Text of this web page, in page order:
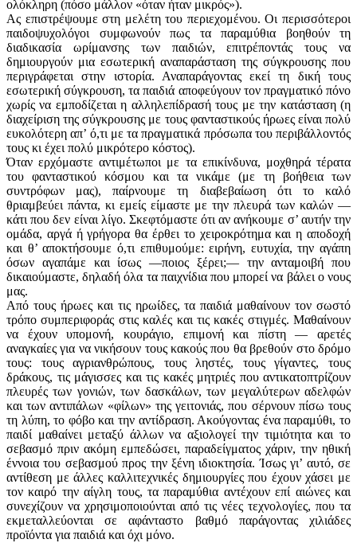
ολόκληρη (πόσο μάλλον «όταν ήταν μικρός»).
Ας επιστρέψουμε στη μελέτη του περιεχομένου. Οι περισσότεροι
παιδοψυχολόγοι συμφωνούν πως τα παραμύθια βοηθούν τη
διαδικασία ωρίμανσης των παιδιών, επιτρέποντάς τους να
δημιουργούν μια εσωτερική αναπαράσταση της σύγκρουσης που
περιγράφεται στην ιστορία. Αναπαράγοντας εκεί τη δική τους
εσωτερική σύγκρουση, τα παιδιά αποφεύγουν τον πραγματικό πόνο
χωρίς να εμποδίζεται η αλληλεπίδρασή τους με την κατάσταση (η
διαχείριση της σύγκρουσης με τους φανταστικούς ήρωες είναι πολύ
ευκολότερη απ’ ό,τι με τα πραγματικά πρόσωπα του περιβάλλοντός
τους κι έχει πολύ μικρότερο κόστος).
Όταν ερχόμαστε αντιμέτωποι με τα επικίνδυνα, μοχθηρά τέρατα
του φανταστικού κόσμου και τα νικάμε (με τη βοήθεια των
συντρόφων μας), παίρνουμε τη διαβεβαίωση ότι το καλό
θριαμβεύει πάντα, κι εμείς είμαστε με την πλευρά των καλών —
κάτι που δεν είναι λίγο. Σκεφτόμαστε ότι αν ανήκουμε σ’ αυτήν την
ομάδα, αργά ή γρήγορα θα έρθει το χειροκρότημα και η αποδοχή
και θ’ αποκτήσουμε ό,τι επιθυμούμε: ειρήνη, ευτυχία, την αγάπη
όσων αγαπάμε και ίσως —ποιος ξέρει;— την ανταμοιβή που
δικαιούμαστε, δηλαδή όλα τα παιχνίδια που μπορεί να βάλει ο νους
μας.
Από τους ήρωες και τις ηρωίδες, τα παιδιά μαθαίνουν τον σωστό
τρόπο συμπεριφοράς στις καλές και τις κακές στιγμές. Μαθαίνουν
να έχουν υπομονή, κουράγιο, επιμονή και πίστη — αρετές
αναγκαίες για να νικήσουν τους κακούς που θα βρεθούν στο δρόμο
τους: τους αγριανθρώπους, τους ληστές, τους γίγαντες, τους
δράκους, τις μάγισσες και τις κακές μητριές που αντικατοπτρίζουν
πλευρές των γονιών, των δασκάλων, των μεγαλύτερων αδελφών
και των αντιπάλων «φίλων» της γειτονιάς, που σέρνουν πίσω τους
τη λύπη, το φόβο και την αντίδραση. Ακούγοντας ένα παραμύθι, το
παιδί μαθαίνει μεταξύ άλλων να αξιολογεί την τιμιότητα και το
σεβασμό πριν ακόμη εμπεδώσει, παραδείγματος χάριν, την ηθική
έννοια του σεβασμού προς την ξένη ιδιοκτησία. Ίσως γι’ αυτό, σε
αντίθεση με άλλες καλλιτεχνικές δημιουργίες που έχουν χάσει με
τον καιρό την αίγλη τους, τα παραμύθια αντέχουν επί αιώνες και
συνεχίζουν να χρησιμοποιούνται από τις νέες τεχνολογίες, που τα
εκμεταλλεύονται σε αφάνταστο βαθμό παράγοντας χιλιάδες
προϊόντα για παιδιά και όχι μόνο.